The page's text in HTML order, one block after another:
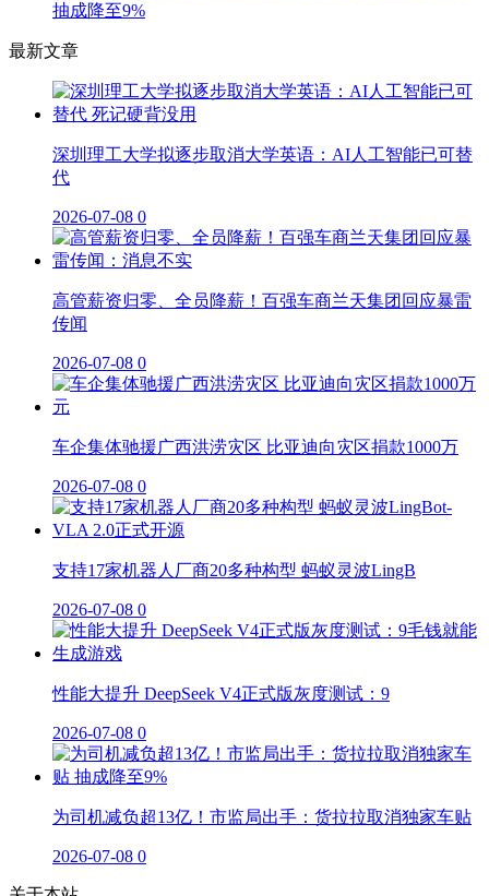
抽成降至9%
最新文章
深圳理工大学拟逐步取消大学英语：AI人工智能已可替
代
2026-07-08 0
高管薪资归零、全员降薪！百强车商兰天集团回应暴雷
传闻
2026-07-08 0
车企集体驰援广西洪涝灾区 比亚迪向灾区捐款1000万
2026-07-08 0
支持17家机器人厂商20多种构型 蚂蚁灵波LingB
2026-07-08 0
性能大提升 DeepSeek V4正式版灰度测试：9
2026-07-08 0
为司机减负超13亿！市监局出手：货拉拉取消独家车贴
2026-07-08 0